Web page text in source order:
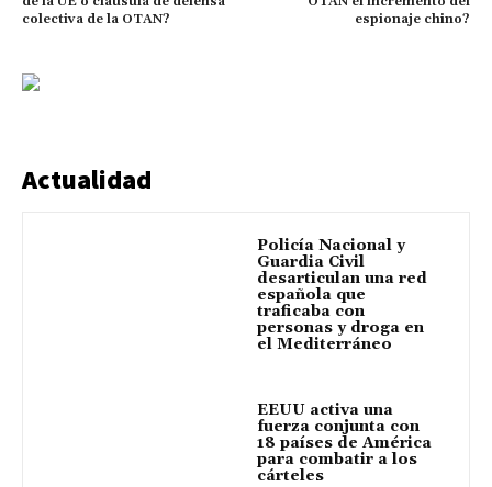
colectiva de la OTAN?
espionaje chino?
Actualidad
Policía Nacional y
Guardia Civil
desarticulan una red
española que
traficaba con
personas y droga en
el Mediterráneo
EEUU activa una
fuerza conjunta con
18 países de América
para combatir a los
cárteles